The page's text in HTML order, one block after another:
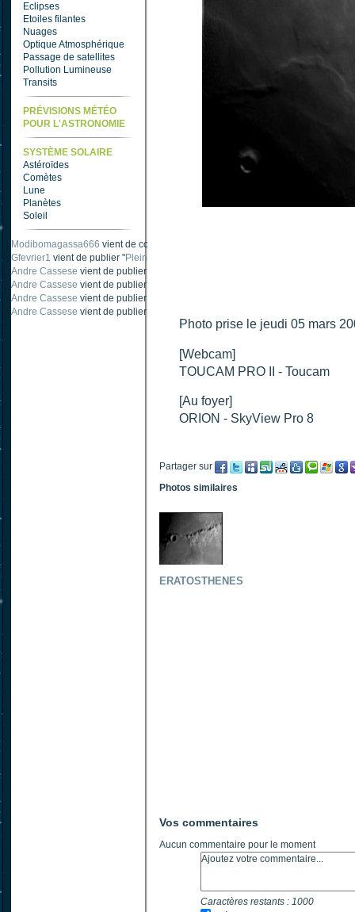
Eclipses
Etoiles filantes
Nuages
Optique Atmosphérique
Passage de satellites
Pollution Lumineuse
Transits
PRÉVISIONS MÉTÉO
POUR L'ASTRONOMIE
SYSTÈME SOLAIRE
Astéroïdes
Comètes
Lune
Planètes
Soleil
Modibomagassa666 vient de commenter "
Gfevrier1 vient de publier "Pleine Lune - 9 Aout 205
Andre Cassese vient de publier "
Andre Cassese vient de publier "
Andre Cassese vient de publier "
Andre Cassese vient de publier "
Photo prise le jeudi 05 mars
[Webcam]
TOUCAM PRO II - Toucam
[Au foyer]
ORION - SkyView Pro 8
Partager sur
Photos similaires
ERATOSTHENES
Vos commentaires
Aucun commentaire pour le moment
Caractères restants : 1000